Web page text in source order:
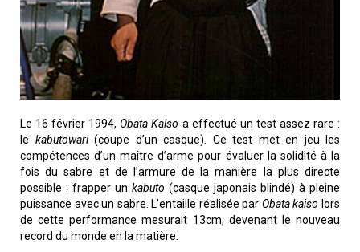
Le 16 février 1994,Obata Kaiso a effectué un test assez rare :
le kabutowari(coupe d’un casque). Ce test met en jeu les
compétences d’un maître d’arme pour évaluer la solidité à la
fois du sabre et de l’armure de la manière la plus directe
possible : frapper un kabuto (casque japonais blindé) à pleine
puissance avec un sabre. L’entaille réalisée par Obata kaiso lors
de cette performance mesurait 13cm, devenant le nouveau
record du monde en la matière.